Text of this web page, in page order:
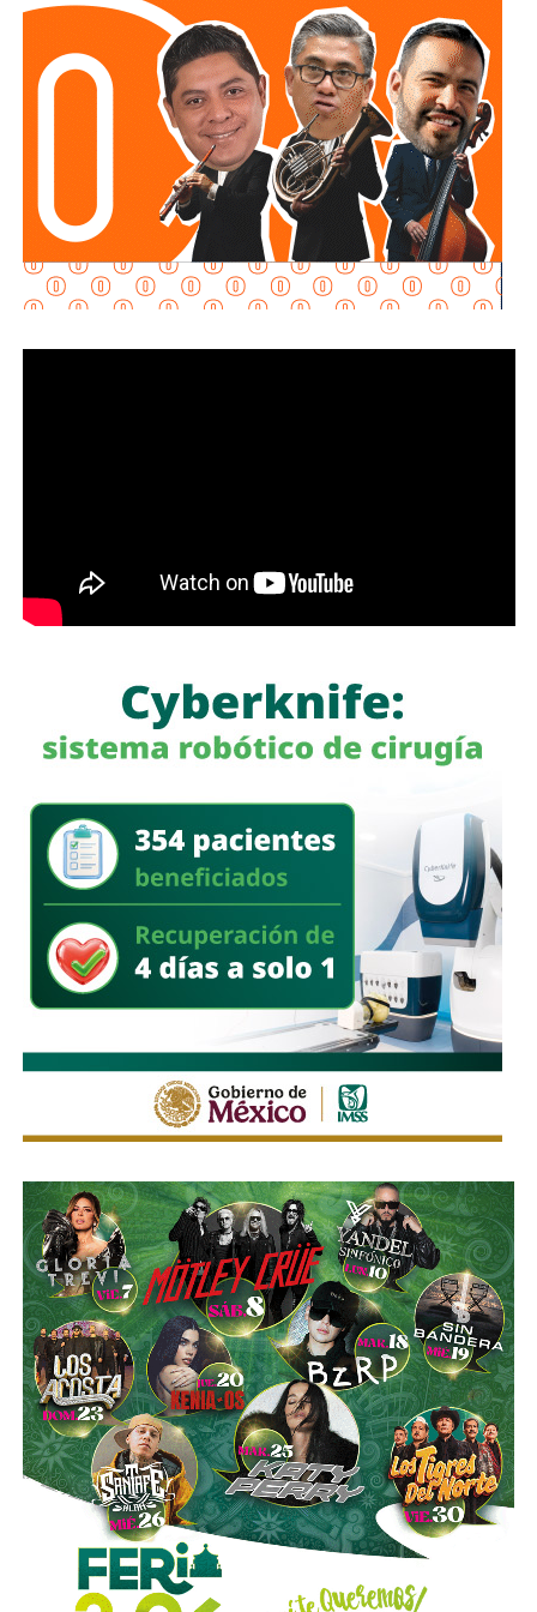
especialmente en condiciones de baja iluminación.
Además la disposición también señala que las personas
conductoras deberán cumplir con las demás medidas de
seguridad previstas en la legislación estatal.
La diputada Brisseire Sánchez López, explicó que
mantener las luces encendidas permite incrementar
la visibilidad de las motocicletas ante otros usuarios
de la vía, debido a que por sus dimensiones pueden ser
menos perceptibles que otros vehículos, particularmente
La legisladora destacó que, la Ley General de Movilidad y
Seguridad Vial establece la obligación de las autoridades
competentes de implementar medidas preventivas
en la mayor medida posible, la protección de la vida y la
integridad física de las personas durante sus
desplazamientos por las vías públicas.
Con la reforma aprobada, el marco regulatorio estatal
seguridad de quienes utilizan motocicletas y
atendiendo principios y estándares
seguridad vial.
La utilización de luces encendidas de manera permanente
y de elementos luminosos o reflejantes permitirá facilitar
la identificación de estos vehículos por parte de los
demás conductores, particularmente durante la noche, en
zonas con poca iluminación o ante condiciones que
reduzcan la visibilidad.
La diputada Sánchez López señaló que estas
disposiciones representan una medida preventiva
orientada a proteger la vida de las personas motociclistas,
disminuir la posibilidad de accidentes y reducir la
gravedad de las lesiones y fallecimientos derivados de
siniestros viales.